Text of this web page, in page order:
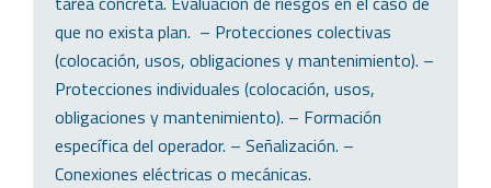
que no exista plan. – Protecciones colectivas
(colocación, usos, obligaciones y mantenimiento). –
Protecciones individuales (colocación, usos,
obligaciones y mantenimiento). – Formación
específica del operador. – Señalización. –
Conexiones eléctricas o mecánicas.